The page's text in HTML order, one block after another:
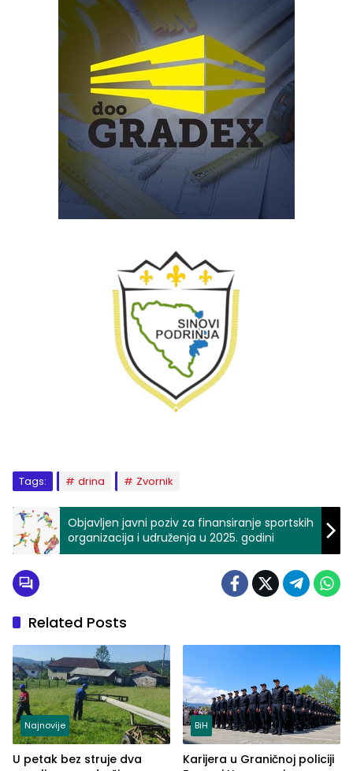
Tags: drina Zvornik
Objavljen javni poziv za finansiranje sportskih
organizacija i udruženja u 2025. godini
Related Posts
Najnovije
U petak bez struje dva
BiH
Karijera u Graničnoj policiji